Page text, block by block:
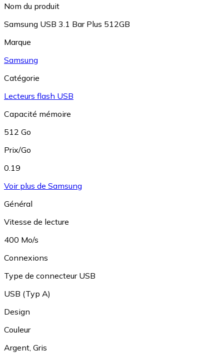
Nom du produit
Samsung USB 3.1 Bar Plus 512GB
Marque
Samsung
Catégorie
Lecteurs flash USB
Capacité mémoire
512 Go
Prix/Go
0.19
Voir plus de Samsung
Général
Vitesse de lecture
400 Mo/s
Connexions
Type de connecteur USB
USB (Typ A)
Design
Couleur
Argent Gris